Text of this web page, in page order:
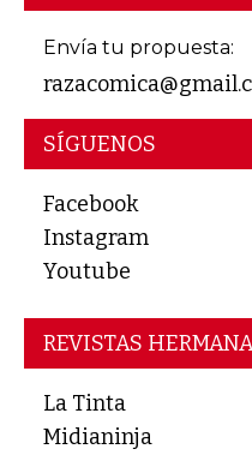
Envía tu propuesta:
SÍGUENOS
Facebook
Instagram
Youtube
REVISTAS
La Tinta
Midianinja